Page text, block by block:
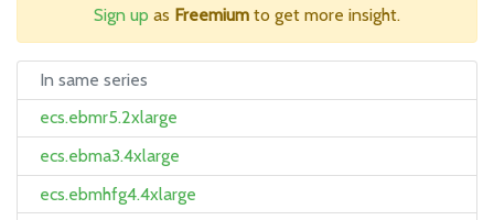
Sign up as Freemium to get more insight.
In same series
ecs.ebmr5.2xlarge
ecs.ebma3.4xlarge
ecs.ebmhfg4.4xlarge